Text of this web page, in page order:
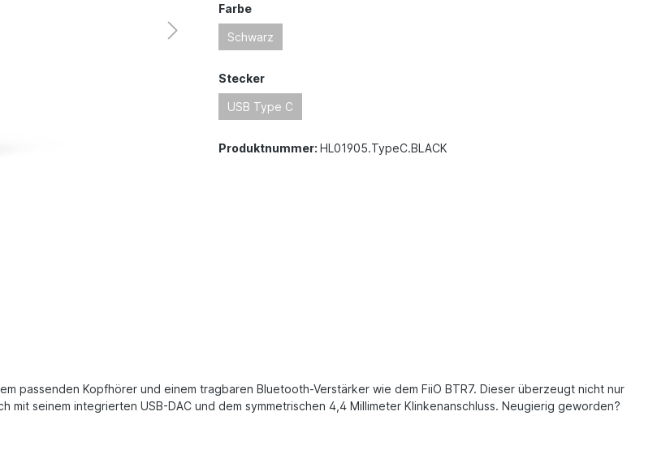
Farbe
Schwarz
Stecker
USB Type C
Produktnummer: HL01905.TypeC.BLACK
passenden Kopfhörer und einem tragbaren Bluetooth-Verstärker wie dem FiiO BTR7. Dieser überzeugt nicht nur
seinem integrierten USB-DAC und dem symmetrischen 4,4 Millimeter Klinkenanschluss. Neugierig geworden?